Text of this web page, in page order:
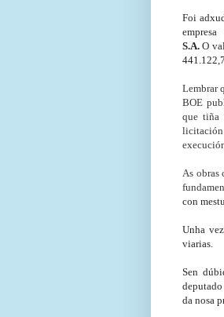
Foi
empresa
S.A.O
Lembrar
BOE
que tiña
licitación
As obras
con
Unha vez
viarias.
Sen
da nosa